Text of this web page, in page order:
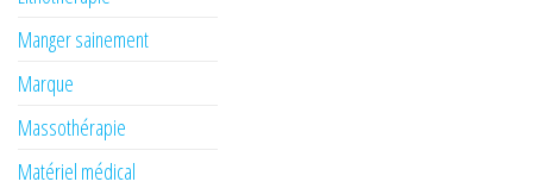
Manger sainement
Marque
Massothérapie
Matériel médical